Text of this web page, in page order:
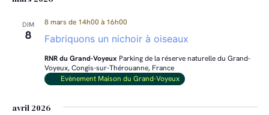
DIM
8 Fabriquons un nichoir à oiseaux
8 mars de 14h00 à 16h00
RNR du Grand-Voyeux Parking de la réserve naturelle du Grand-
Voyeux, Congis-sur-Thérouanne, France
Evènement Maison du Grand-Voyeux
avril 2026